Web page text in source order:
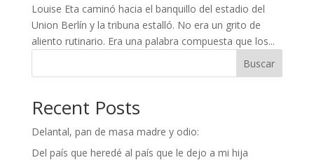
Louise Eta caminó hacia el banquillo del estadio del
Union Berlín y la tribuna estalló. No era un grito de
aliento rutinario. Era una palabra compuesta que los...
Buscar
Recent Posts
Delantal, pan de masa madre y odio:
Del país que heredé al país que le dejo a mi hija